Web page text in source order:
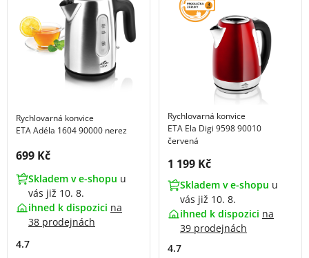
Rychlovarná konvice
ETA Adéla 1604 90000 nerez
Cena s DPH:
699 Kč
Skladem v e-shopu u
vás již 10. 8.
ihned k dispozici na
38 prodejnách
4.7
Rychlovarná konvice
ETA Ela Digi 9598 90010
červená
Cena s DPH:
1 199 Kč
Skladem v e-shopu u
vás již 10. 8.
ihned k dispozici na
39 prodejnách
4.7